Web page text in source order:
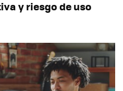
y riesgo de uso